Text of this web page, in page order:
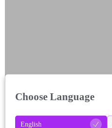
Choose Language
English